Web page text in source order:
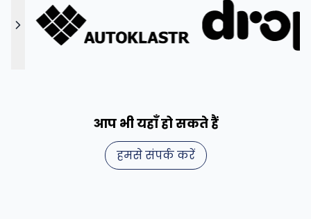
पिछला
अगला
आप भी यहाँ हो सकते हैं
हमसे संपर्क करें